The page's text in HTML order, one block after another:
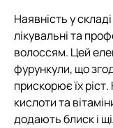
Наявність у
лікувальні та
волоссям. Цей
фурункули, що
прискорює їх
кислоти та
додають блиск і